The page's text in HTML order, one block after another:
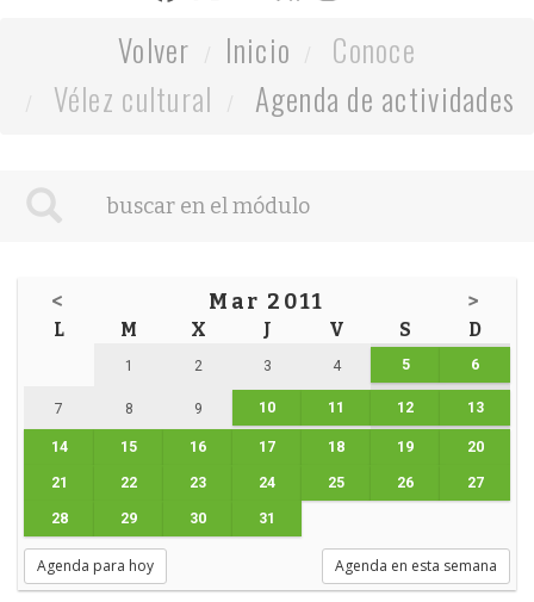
Volver Inicio
Conoce
Vélez cultural
Agenda de actividades
< Mar 2011 >
L M X J V S D
1 2 3 4 5 6
7 8 9 10 11 12 13
14 15 16 17 18 19 20
21 22 23 24 25 26 27
28 29 30 31
Agenda para hoy Agenda en esta semana